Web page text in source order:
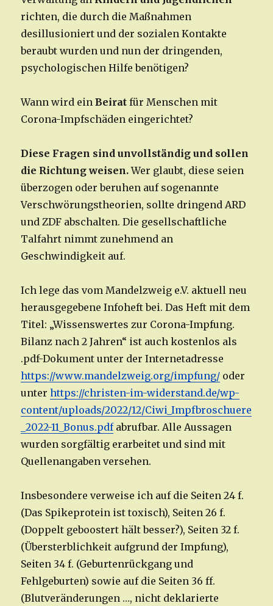
richten, die durch die Maßnahmen
desillusioniert und der sozialen Kontakte
beraubt wurden und nun der dringenden,
psychologischen Hilfe benötigen?
Wann wird einBeirat für Menschen mit
Corona-Impfschäden eingerichtet?
Diese Fragen sind unvollständig und sollen
die Richtung weisen.Wer glaubt, diese seien
überzogen oder beruhen auf sogenannte
Verschwörungstheorien, sollte dringend ARD
und ZDF abschalten. Die gesellschaftliche
Talfahrt nimmt zunehmend an
Geschwindigkeit auf.
Ich lege das vom Mandelzweig e.V. aktuell neu
herausgegebene Infoheft bei. Das Heft mit dem
Titel: „Wissenswertes zur Corona-Impfung.
Bilanz nach 2 Jahren“ ist auch kostenlos als
.pdf-Dokument unter der Internetadresse
https://www.mandelzweig.org/impfung/ oder
unterhttps://christen-im-widerstand.de/wp-
content/uploads/2022/12/Ciwi_Impfbroschuere
_2022-11_Bonus.pdfabrufbar. Alle Aussagen
wurden sorgfältig erarbeitet und sind mit
Quellenangaben versehen.
Insbesondere verweise ich auf die Seiten 24 f.
(Das Spikeprotein ist toxisch), Seiten 26 f.
(Doppelt geboostert hält besser?), Seiten 32 f.
(Übersterblichkeit aufgrund der Impfung),
Seiten 34 f. (Geburtenrückgang und
Fehlgeburten) sowie auf die Seiten 36 ff.
(Blutveränderungen …, nicht deklarierte